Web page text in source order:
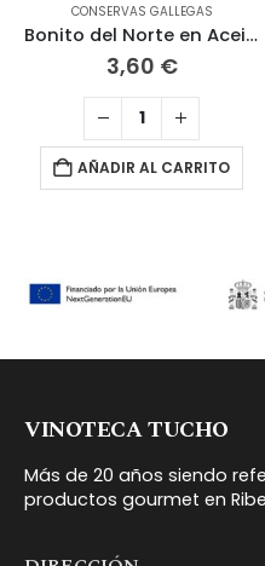
CONSERVAS GALLEGAS
Bonito del Norte en Aceite de Oliva. FRINSA. 111 G
3,60 €
AÑADIR AL CARRITO
VINOTECA TUCHO
Más de 20 años siendo
productos gourmet en